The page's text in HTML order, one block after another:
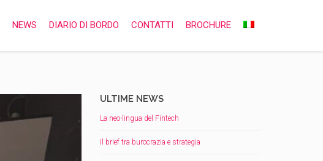
NEWS DIARIO DI BORDO CONTATTI BROCHURE
ULTIME NEWS
La neo-lingua del Fintech
Il brief tra burocrazia e strategia